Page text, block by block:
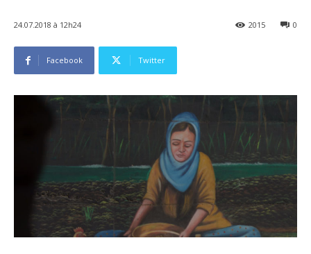
24.07.2018 à 12h24 0
2015
Facebook Twitter